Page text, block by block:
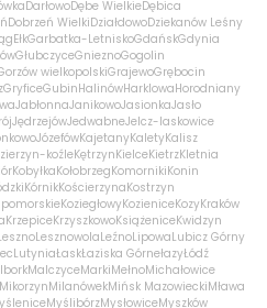
DarłowoDębe WielkieDębica
Dobrzeń WielkiDziałdowoDziekanów Leśny
EłkGarbatka-LetniskoGdańskGdynia
GłubczyceGnieznoGogolin
wielkopolskiGrajewoGrębocin
GryficeGubinHalinówHarklowaHorodniany
JabłonnaJanikowoJasionkaJasło
JędrzejówJedwabneJelcz-laskowice
JózefówKajetanyKaletyKalisz
koźleKętrzynKielceKietrzKletnia
KobyłkaKołobrzegKomornikiKonin
KórnikKościerzynaKostrzyn
KoziegłowyKozieniceKozyKraków
KrzepiceKrzyszkowoKsiążeniceKwidzyn
LesznowolaLeźnoLipowaLubicz Górny
LutyniaŁaskŁaziska GórnełazyŁódź
MalczyceMarkiMełnoMichałowice
MikorzynMilanówekMińsk MazowieckiMława
MyślibórzMysłowiceMyszków